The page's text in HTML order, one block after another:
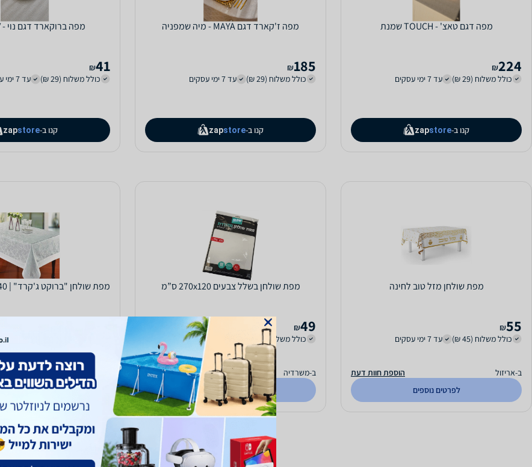
מפה דגם טאצ' - TOUCH שמנת
224
₪
כולל משלוח (29 ₪)
עד 7 ימי עסקים
קנו ב- zapstore
מפה ז'קארד דגם MAYA - מיה שמפניה
185
₪
כולל משלוח (29 ₪)
עד 7 ימי עסקים
קנו ב- zapstore
מפה ברוקארד דגם נוי - NOY אפור
41
₪
כולל משלוח (29 ₪)
עד 7 ימי עסקים
קנו ב- zapstore
מפת שולחן מזל טוב לחינה
55
₪
כולל משלוח (45 ₪)
עד 7 ימי עסקים
ב-אריזול
הוספת חוות דעת
לפרטים נוספים
מפת שולחן בשלל צבעים 270x120 ס”מ
49
₪
כולל משלוח (36 ₪)
ב-משרדיה 5.0
(489)
לפרטים נוספים
מפת שולחן "ברוקט ג'קרד" | 150/240 ס"מ | לבן
לפרטים נוספים